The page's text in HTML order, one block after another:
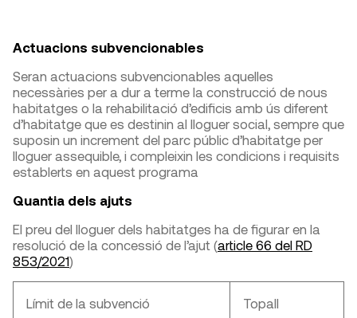
Actuacions subvencionables
Seran actuacions subvencionables aquelles
necessàries per a dur a terme la construcció de nous
habitatges o la rehabilitació d’edificis amb ús diferent
d’habitatge que es destinin al lloguer social, sempre que
suposin un increment del parc públic d’habitatge per
lloguer assequible, i compleixin les condicions i requisits
establerts en aquest programa
​Quantia dels ajuts
El preu del lloguer dels habitatges ha de figurar en la
resolució de la concessió de l’ajut (article 66 del RD
853/2021)
Límit de la subvenció Topall